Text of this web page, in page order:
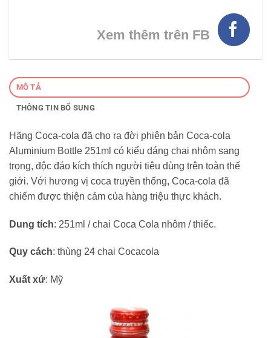
Xem thêm trên FB
MÔ TẢ
THÔNG TIN BỔ SUNG
Hãng Coca-cola đã cho ra đời phiên bản Coca-cola
Aluminium Bottle 251ml có kiểu dáng chai nhôm sang
trọng, độc đáo kích thích người tiêu dùng trên toàn thế
giới. Với hương vị coca truyền thống, Coca-cola đã
chiếm được thiện cảm của hàng triệu thực khách.
Dung tích: 251ml / chai Coca Cola nhôm / thiếc.
Quy cách: thùng 24 chai Cocacola
Xuất xứ: Mỹ